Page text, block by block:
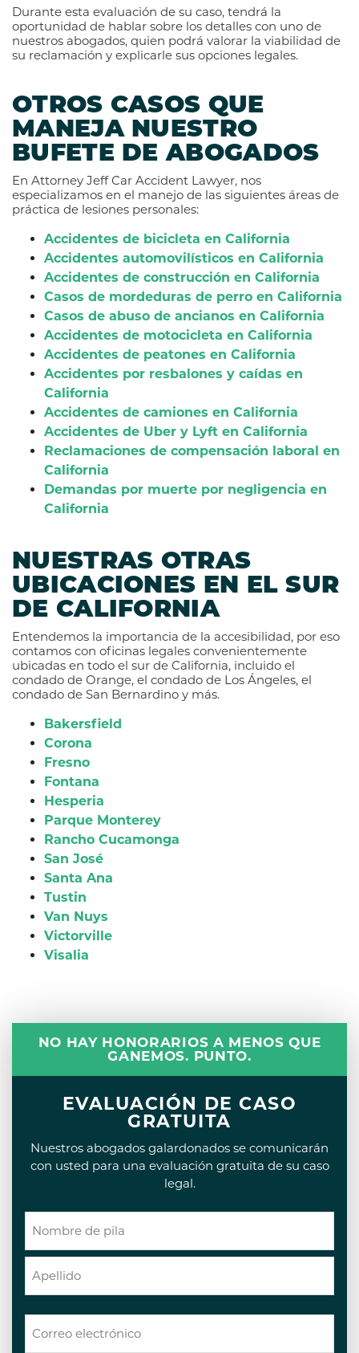
Durante esta evaluación de su caso, tendrá la
oportunidad de hablar sobre los detalles con uno de
nuestros abogados, quien podrá valorar la viabilidad de
su reclamación y explicarle sus opciones legales.
OTROS CASOS QUE
MANEJA NUESTRO
BUFETE DE ABOGADOS
En Attorney Jeff Car Accident Lawyer, nos
especializamos en el manejo de las siguientes áreas de
práctica de lesiones personales:
Accidentes de bicicleta en California
Accidentes automovilísticos en California
Accidentes de construcción en California
Casos de mordeduras de perro en California
Casos de abuso de ancianos en California
Accidentes de motocicleta en California
Accidentes de peatones en California
Accidentes por resbalones y caídas en
California
Accidentes de camiones en California
Accidentes de Uber y Lyft en California
Reclamaciones de compensación laboral en
California
Demandas por muerte por negligencia en
California
NUESTRAS OTRAS
UBICACIONES EN EL SUR
DE CALIFORNIA
Entendemos la importancia de la accesibilidad, por eso
contamos con oficinas legales convenientemente
ubicadas en todo el sur de California, incluido el
condado de Orange, el condado de Los Ángeles, el
condado de San Bernardino y más.
Bakersfield
Corona
Fresno
Fontana
Hesperia
Parque Monterey
Rancho Cucamonga
San José
Santa Ana
Tustin
Van Nuys
Victorville
Visalia
NO HAY HONORARIOS A MENOS QUE
GANEMOS. PUNTO.
EVALUACIÓN DE CASO
GRATUITA
Nuestros abogados galardonados se comunicarán
con usted para una evaluación gratuita de su caso
legal.